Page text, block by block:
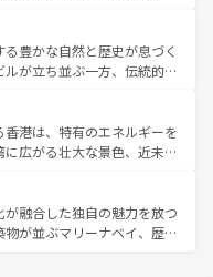
多彩な魅力を心ゆくまで味
い。 なお、新着の韓国情報はコンテンツ一
。ハノイの古い町並みやホ
の建物も、独特の雰囲気を
ティの豊かさとおいしさで
トナムコーヒーなどは、ぜ
を訪れてもあたたかい人々
きっと忘れられない旅にな
豊かな自然と歴史が息づく
が立ち並ぶ一方、伝統的な
はチェンマイなどの山岳地
プーケットやクラビの美し
むことができる。タイ料理
どの季節にも異なる楽しみ
イの人々、仏教を中心とし
が、訪れる旅人を魅了し続
港は、特有のエネルギーを
広がる壮大な景色、近未来
ず。観光スポットが密集し
れるのも魅力。息をのむよ
、香港を存分に楽しみ尽く
融合した独自の魅力を放つ
が並ぶマリーナベイ、歴史